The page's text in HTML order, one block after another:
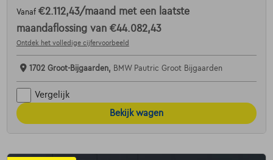
Vanaf €2.112,43/maand met een laatste
maandaflossing van €44.082,43
Ontdek het volledige cijfervoorbeeld
1702 Groot-Bijgaarden, BMW Pautric Groot Bijgaarden
Vergelijk
Bekijk wagen